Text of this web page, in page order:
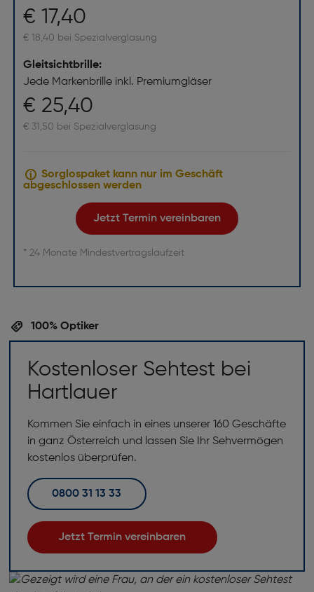
€ 17,40
€ 18,40 bei Spezialverglasung
Gleitsichtbrille:
Jede Markenbrille inkl. Premiumgläser
€ 25,40
€ 31,50 bei Spezialverglasung
Sorglospaket kann nur im Geschäft
abgeschlossen werden
Jetzt Termin vereinbaren
* 24 Monate Mindestvertragslaufzeit
100% Optiker
Kostenloser Sehtest bei
Hartlauer
Kommen Sie einfach in eines unserer 160 Geschäfte
in ganz Österreich und lassen Sie Ihr Sehvermögen
kostenlos überprüfen.
0800 31 13 33
Jetzt Termin vereinbaren